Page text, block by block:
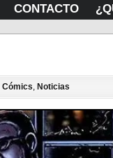
CONTACTO
Cómics, Noticias